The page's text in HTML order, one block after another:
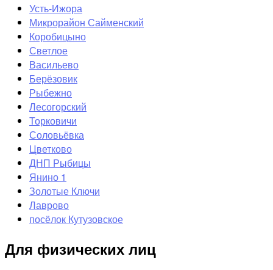
Усть-Ижора
Микрорайон Сайменский
Коробицыно
Светлое
Васильево
Берёзовик
Рыбежно
Лесогорский
Торковичи
Соловьёвка
Цветково
ДНП Рыбицы
Янино 1
Золотые Ключи
Лаврово
посёлок Кутузовское
Для физических лиц